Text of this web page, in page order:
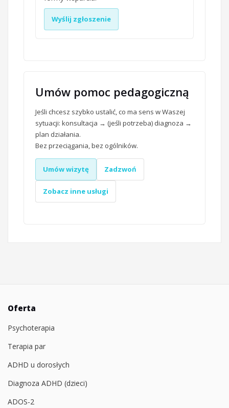
Wyślij zgłoszenie
Umów pomoc pedagogiczną
Jeśli chcesz szybko ustalić, co ma sens w Waszej
sytuacji: konsultacja → (jeśli potrzeba) diagnoza →
plan działania.
Bez przeciągania, bez ogólników.
Umów wizytę Zadzwoń
Zobacz inne usługi
Oferta
Psychoterapia
Terapia par
ADHD u dorosłych
Diagnoza ADHD (dzieci)
ADOS-2